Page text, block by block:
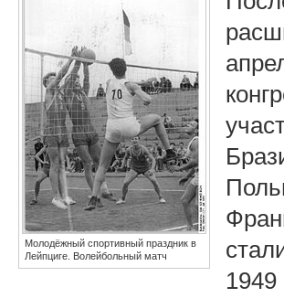
Молодёжный спортивный праздник в
Лейпциге. Волейбольный матч
1949